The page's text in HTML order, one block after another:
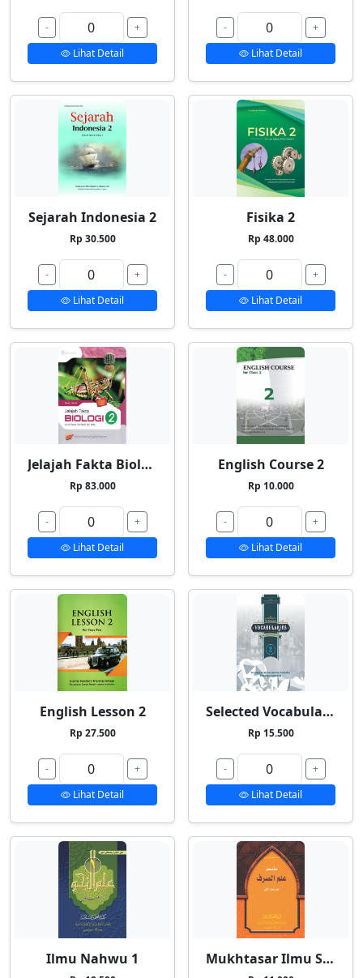
-
+
Lihat Detail
-
+
Lihat Detail
Sejarah Indonesia 2
Rp 30.500
-
+
Lihat Detail
Fisika 2
Rp 48.000
-
+
Lihat Detail
Jelajah Fakta Biologi 2
Rp 83.000
-
+
Lihat Detail
English Course 2
Rp 10.000
-
+
Lihat Detail
English Lesson 2
Rp 27.500
-
+
Lihat Detail
Selected Vocabularies 2
Rp 15.500
-
+
Lihat Detail
Ilmu Nahwu 1 Mukhtasar Ilmu Shorf